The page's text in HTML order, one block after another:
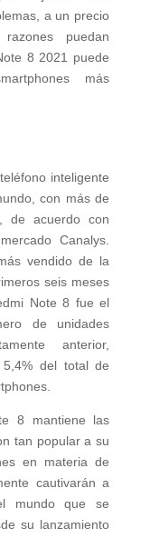
a un precio
puedan
8 2021 puede
más
inteligente
con más de
de acuerdo con
Canalys.
vendido de la
seis meses
Note 8 fue el
de unidades
anterior,
5,4% del total de
8 mantiene las
tan popular a su
en materia de
cautivarán a
mundo que se
su lanzamiento